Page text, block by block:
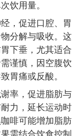
饮用量。
，促进口腔、胃
分解与吸收。这
下垂，尤其适合
谨慎，因空腹饮
胃痛或反酸。
率，促进脂肪与
力，延长运动时
啡可能增加脂肪